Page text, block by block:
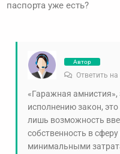
паспорта уже есть?
Автор
Ответить на
«Гаражная амнистия»,
исполнению закон,
лишь возможность
собственность в
минимальными